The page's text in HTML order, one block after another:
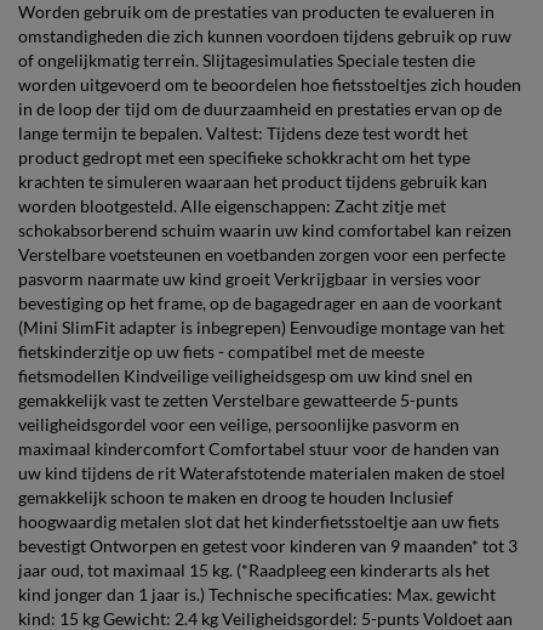
Worden gebruik om de prestaties van producten te evalueren in
omstandigheden die zich kunnen voordoen tijdens gebruik op ruw
of ongelijkmatig terrein. Slijtagesimulaties Speciale testen die
worden uitgevoerd om te beoordelen hoe fietsstoeltjes zich houden
in de loop der tijd om de duurzaamheid en prestaties ervan op de
lange termijn te bepalen. Valtest: Tijdens deze test wordt het
product gedropt met een specifieke schokkracht om het type
krachten te simuleren waaraan het product tijdens gebruik kan
worden blootgesteld. Alle eigenschappen: Zacht zitje met
schokabsorberend schuim waarin uw kind comfortabel kan reizen
Verstelbare voetsteunen en voetbanden zorgen voor een perfecte
pasvorm naarmate uw kind groeit Verkrijgbaar in versies voor
bevestiging op het frame, op de bagagedrager en aan de voorkant
(Mini SlimFit adapter is inbegrepen) Eenvoudige montage van het
fietskinderzitje op uw fiets - compatibel met de meeste
fietsmodellen Kindveilige veiligheidsgesp om uw kind snel en
gemakkelijk vast te zetten Verstelbare gewatteerde 5-punts
veiligheidsgordel voor een veilige, persoonlijke pasvorm en
maximaal kindercomfort Comfortabel stuur voor de handen van
uw kind tijdens de rit Waterafstotende materialen maken de stoel
gemakkelijk schoon te maken en droog te houden Inclusief
hoogwaardig metalen slot dat het kinderfietsstoeltje aan uw fiets
bevestigt Ontworpen en getest voor kinderen van 9 maanden* tot 3
jaar oud, tot maximaal 15 kg. (*Raadpleeg een kinderarts als het
kind jonger dan 1 jaar is.) Technische specificaties: Max. gewicht
kind: 15 kg Gewicht: 2.4 kg Veiligheidsgordel: 5-punts Voldoet aan